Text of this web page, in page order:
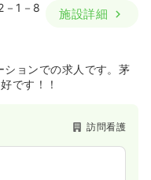
一時募集休止
－1－8
施設詳細
ョンでの求人です。茅
です！！
訪問看護